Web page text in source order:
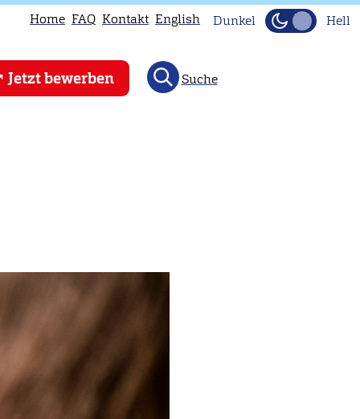
Home FAQ Kontakt English Dunkel Hell
Jetzt bewerben Suche